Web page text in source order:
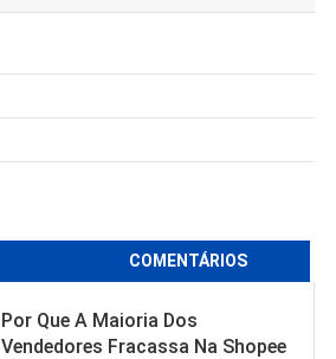
COMENTÁRIOS
Por Que A Maioria Dos
Vendedores Fracassa Na Shopee